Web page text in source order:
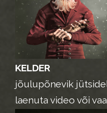
KELDER
jõulupõnevik
laenuta video või